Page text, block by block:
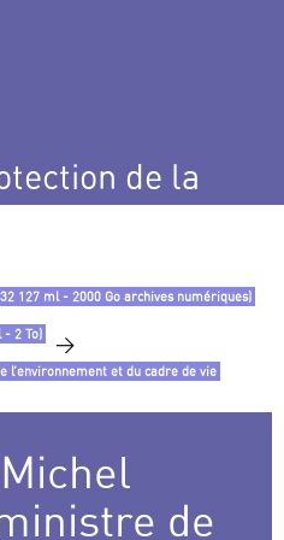
de la
127 ml - 2000 Go archives numériques)
2 To) >
l’environnement et du cadre de vie
de